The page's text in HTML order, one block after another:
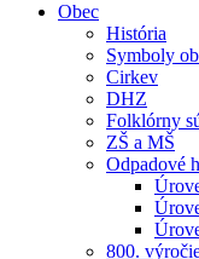
Obec
História
Symboly
Cirkev
DHZ
Folklórny
ZŠ a MŠ
Odpadové
800.